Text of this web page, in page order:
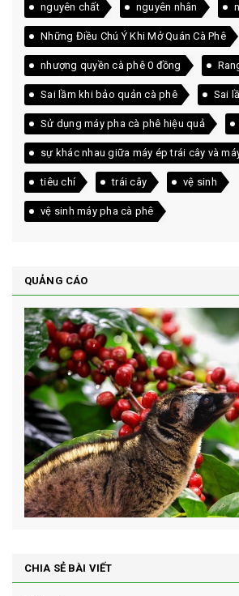
nguyên chất nguyên nhân
Những Điều Chú Ý Khi Mở Quán Cà Phê
nhượng quyền cà phê 0 đồng
Sai lầm khi bảo quản cà phê Sai
Sử dụng máy pha cà phê hiệu quả
sự khác nhau giữa máy ép trái cây và
tiêu chí trái cây vệ sinh
vệ sinh máy pha cà phê
QUẢNG CÁO
CHIA SẺ BÀI VIẾT